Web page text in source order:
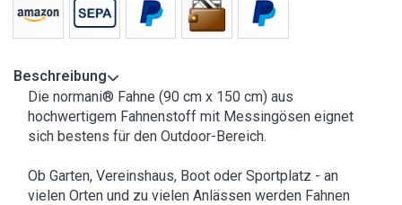
Beschreibung
Die normani® Fahne (90 cm x 150 cm) aus
hochwertigem Fahnenstoff mit Messingösen eignet
sich bestens für den Outdoor-Bereich.
Ob Garten, Vereinshaus, Boot oder Sportplatz - an
vielen Orten und zu vielen Anlässen werden Fahnen